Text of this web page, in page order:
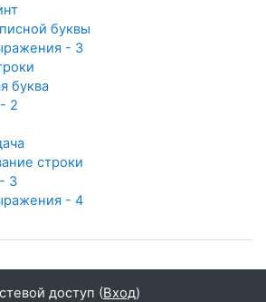
буквы
- 3
буква
2
строки
3
- 4
доступ (Вход)